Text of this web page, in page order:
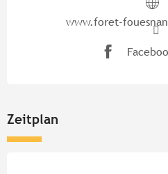
www.foret-
Zeitplan